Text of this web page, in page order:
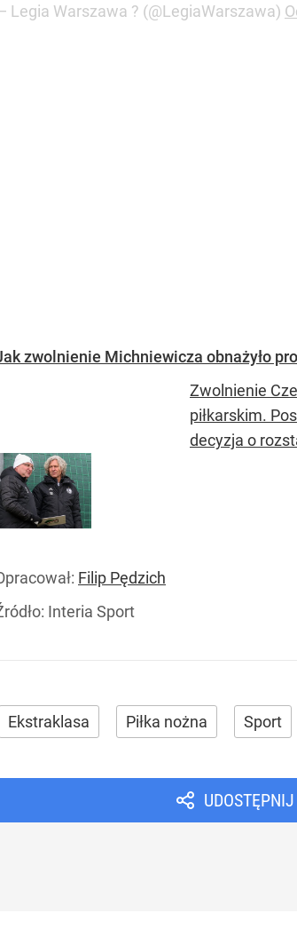
Legia Warszawa ? (@LegiaWarszawa)
zwolnienie Michniewicza obnażyło
Zwolnienie
piłkarskim.
decyzja o
Filip Pędzich
Interia Sport
Ekstraklasa Piłka nożna Sport
UDOSTĘPNIJ